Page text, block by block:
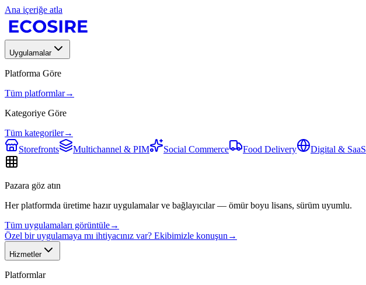
Ana içeriğe atla
Uygulamalar
Platforma Göre
Tüm platformlar→
Kategoriye Göre
Tüm kategoriler→
Storefronts
Multichannel & PIM Social Commerce Food Delivery Digital & SaaS
Pazara göz atın
Her platformda üretime hazır uygulamalar ve bağlayıcılar — ömür boyu lisans, sürüm uyumlu.
Tüm uygulamaları görüntüle→
Özel bir uygulamaya mı ihtiyacınız var? Ekibimizle konuşun →
Hizmetler
Platformlar